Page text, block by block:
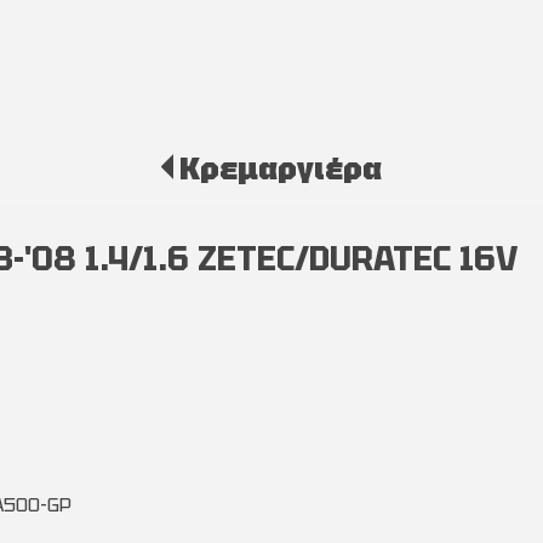
Κρεμαργιέρα
'08 1.4/1.6 ZETEC/DURATEC 16V
GP